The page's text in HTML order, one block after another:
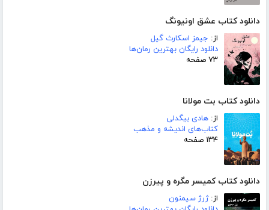
دانلود کتاب عشق اونیونگ
از: جیمز اسکارث گیل
دانلود رایگان بهترین رمان‌ها
۷۳ صفحه
دانلود کتاب بت مولانا
از: هادی بیگدلی
کتاب‌های اندیشه و مذهب
۱۳۴ صفحه
دانلود کتاب کمیسر مگره و پیرزن
از:ژرژ سیمنون